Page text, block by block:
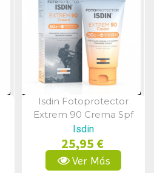
Vista Rápida
Isdin Fotoprotector
Extrem 90 Crema Spf
50+ 50 Ml
Isdin
25,95 €
Ver Más